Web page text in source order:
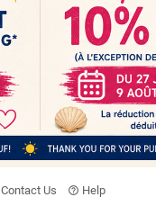
Contact Us help_outline Help